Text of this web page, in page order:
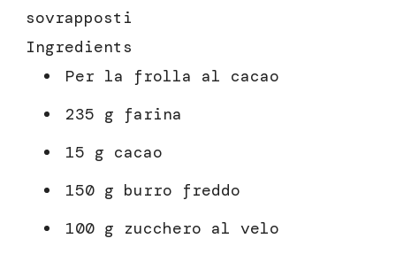
sovrapposti
Ingredients
Per la frolla al cacao
235 g farina
15 g cacao
150 g burro freddo
100 g zucchero al velo